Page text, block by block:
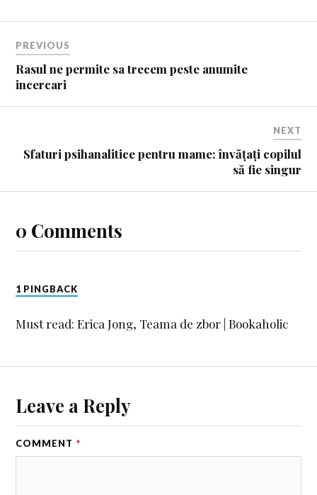
PREVIOUS
Rasul ne permite sa trecem peste anumite
incercari
NEXT
Sfaturi psihanalitice pentru mame: învățați copilul
să fie singur
0 Comments
1 PINGBACK
Must read: Erica Jong, Teama de zbor | Bookaholic
Leave a Reply
COMMENT *